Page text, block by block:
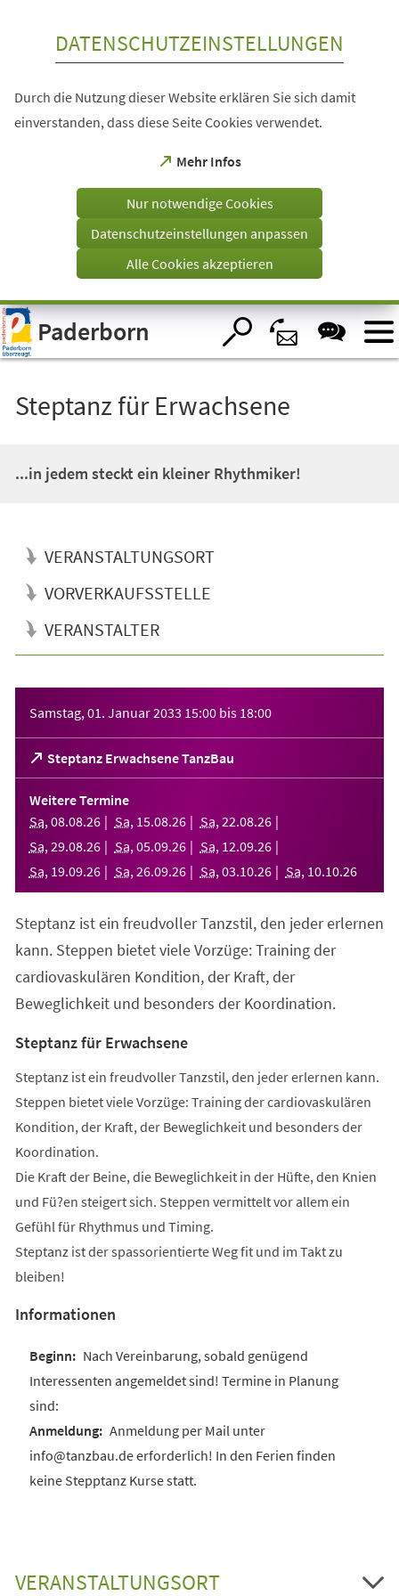
Visuelle
Assistenzsoftware
öffnen.
DATENSCHUTZEINSTELLUNGEN
Durch die Nutzung dieser Website erklären Sie sich damit
einverstanden, dass diese Seite Cookies verwendet.
Mehr Infos
(Öffnet
einem
Tab)
Nur notwendige Cookies
Datenschutzeinstellungen anpassen
Alle Cookies akzeptieren
Paderborn
Steptanz für Erwachsene
...in jedem steckt ein kleiner Rhythmiker!
VERANSTALTUNGSORT
VORVERKAUFSSTELLE
VERANSTALTER
Samstag, 01. Januar 2033 15:00 bis 18:00
Steptanz Erwachsene TanzBau
(Öffnet
in
einem
neuen
Tab)
Weitere Termine
Sa, 08.08.26 Sa, 15.08.26 Sa, 22.08.26
Sa, 29.08.26 Sa, 05.09.26 Sa, 12.09.26
Sa, 19.09.26 Sa, 26.09.26 Sa, 03.10.26 Sa, 10.10.26
Steptanz ist ein freudvoller Tanzstil, den jeder erlernen
kann. Steppen bietet viele Vorzüge: Training der
cardiovaskulären Kondition, der Kraft, der
Beweglichkeit und besonders der Koordination.
Steptanz für Erwachsene
Steptanz ist ein freudvoller Tanzstil, den jeder erlernen kann.
Steppen bietet viele Vorzüge: Training der cardiovaskulären
Kondition, der Kraft, der Beweglichkeit und besonders der
Koordination.
Die Kraft der Beine, die Beweglichkeit in der Hüfte, den Knien
und Fü?en steigert sich. Steppen vermittelt vor allem ein
Gefühl für Rhythmus und Timing.
Steptanz ist der spassorientierte Weg fit und im Takt zu
bleiben!
Informationen
Nach Vereinbarung, sobald genügend
Interessenten angemeldet sind! Termine in Planung
sind:
Anmeldung per Mail unter
info@tanzbau.de erforderlich! In den Ferien finden
keine Stepptanz Kurse statt.
VERANSTALTUNGSORT